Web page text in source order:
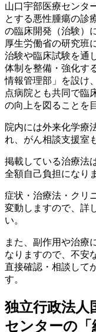
山口宇部医療センタ
とする悪性腫瘍の診
の臨床開発（治験）
厚生労働省の研究班
治験や臨床試験を通
体制を整備・強化す
情報管理部」を設け
点病院とも共同で臨
の向上を図ることを
院内には外来化学療
れ、がん相談支援室
掲載している治療法
全額自己負担になり
症状・治療法・クリ
変動しますので、詳
い。
また、副作用や治療
なりますので、不安
直接確認・相談して
す。
独立行政法人
センターの「